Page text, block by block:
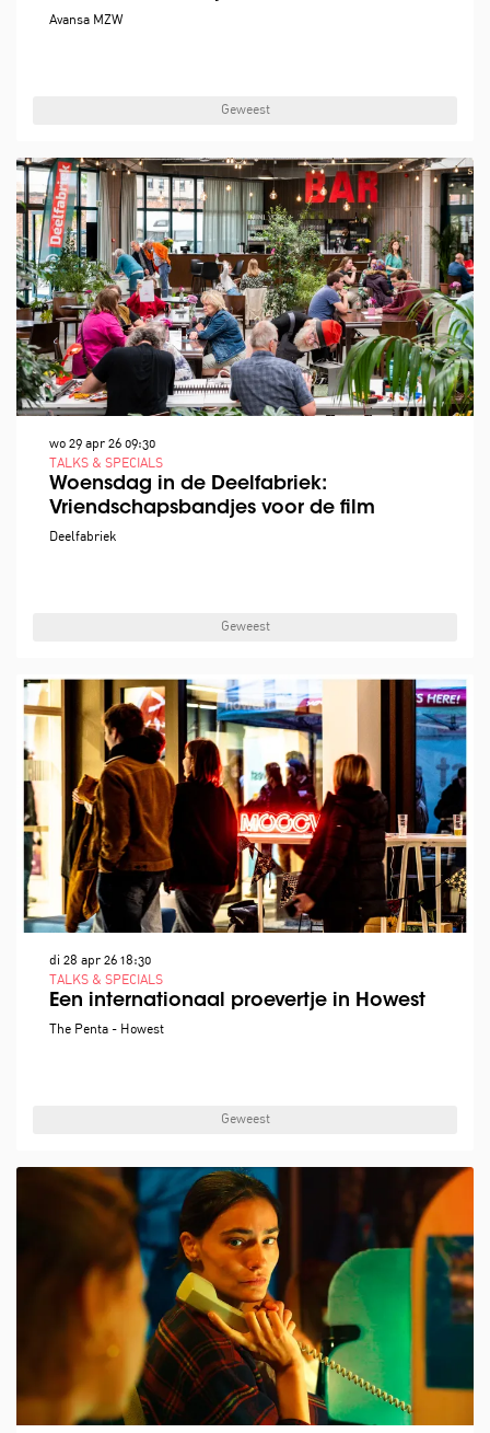
Avansa MZW
Geweest
Woensdag in de Deelfabriek:
Vriendschapsbandjes voor de film
TALKS & SPECIALS
wo 29 apr 26 09:30
Deelfabriek
Geweest
Een internationaal proevertje in Howest
TALKS & SPECIALS
di 28 apr 26 18:30
The Penta - Howest
Geweest